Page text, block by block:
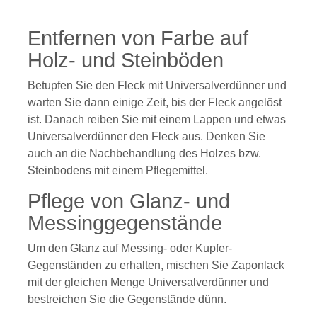
Entfernen von Farbe auf
Holz- und Steinböden
Betupfen Sie den Fleck mit Universalverdünner und
warten Sie dann einige Zeit, bis der Fleck angelöst
ist. Danach reiben Sie mit einem Lappen und etwas
Universalverdünner den Fleck aus. Denken Sie
auch an die Nachbehandlung des Holzes bzw.
Steinbodens mit einem Pflegemittel.
Pflege von Glanz- und
Messinggegenstände
Um den Glanz auf Messing- oder Kupfer-
Gegenständen zu erhalten, mischen Sie Zaponlack
mit der gleichen Menge Universalverdünner und
bestreichen Sie die Gegenstände dünn.